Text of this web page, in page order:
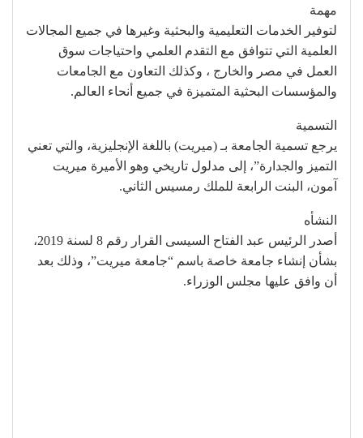
مهمة
لتوفير الخدمات التعليمية والبحثية وغيرها في جميع المجالات
العلمية التي تتوافق مع التقدم العلمي واحتياجات سوق
العمل في مصر والخارج ، وكذلك التعاون مع الجامعات
والمؤسسات البحثية المتميزة في جميع أنحاء العالم.
التسمية
يرجع تسمية الجامعة بـ (ميريت) باللغة الإنجليزية، والتي تعني
التميز والجدارة”، إلى مدلول تاريخي وهو الأميرة ميريت
آمون، البنت الرابعة للملك رمسيس الثاني.
النشأه
أصدر الرئيس عبد الفتاح السيسى القرار رقم 8 لسنة 2019،
بشأن إنشاء جامعة خاصة باسم “جامعة ميريت”، وذلك بعد
أن وافق عليها مجلس الوزراء.